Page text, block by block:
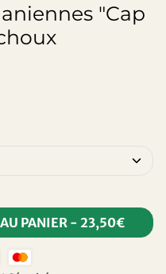
"Cap
PANIER - 23,50€